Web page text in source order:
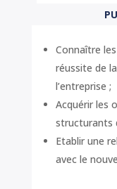
Connaître
réussite de
l’entreprise ;
Acquérir les
structurants
Etablir une
avec le